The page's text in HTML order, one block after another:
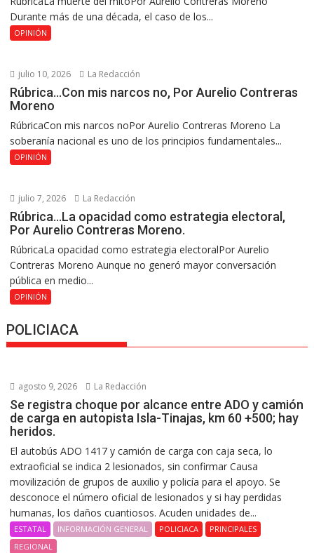
Durante más de una década, el caso de los...
OPINIÓN
julio 10, 2026 La Redacción
Rúbrica…Con mis narcos no, Por Aurelio Contreras
Moreno
RúbricaCon mis narcos noPor Aurelio Contreras Moreno La
soberanía nacional es uno de los principios fundamentales...
OPINIÓN
julio 7, 2026 La Redacción
Rúbrica…La opacidad como estrategia electoral,
Por Aurelio Contreras Moreno.
RúbricaLa opacidad como estrategia electoralPor Aurelio
Contreras Moreno Aunque no generó mayor conversación
pública en medio...
OPINIÓN
POLICIACA
agosto 9, 2026 La Redacción
Se registra choque por alcance entre ADO y camión
de carga en autopista Isla-Tinajas, km 60 +500; hay
heridos.
El autobús ADO 1417 y camión de carga con caja seca, lo
extraoficial se indica 2 lesionados, sin confirmar Causa
movilización de grupos de auxilio y policía para el apoyo. Se
desconoce el número oficial de lesionados y si hay perdidas
humanas, los daños cuantiosos. Acuden unidades de...
ESTATAL INFORMACIÓN GENERAL POLICIACA
PRINCIPALES
REGIONAL